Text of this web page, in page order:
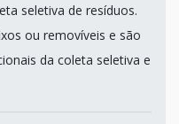
seletiva de resíduos.
ou removíveis e são
da coleta seletiva e